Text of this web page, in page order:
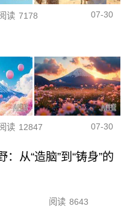
读 7178 07-30
读 12847 07-30
：从“造脑”到“铸身”的
阅读 8643